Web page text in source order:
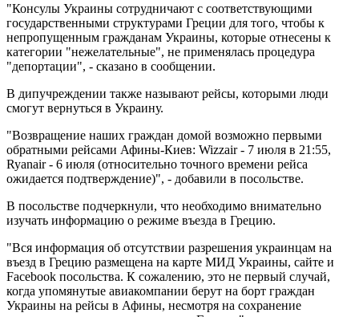
"Консулы Украины сотрудничают с соответствующими
государственными структурами Греции для того, чтобы к
непропущенным гражданам Украины, которые отнесены к
категории "нежелательные", не применялась процедура
"депортации", - сказано в сообщении.
В дипучреждении также называют рейсы, которыми люди
смогут вернуться в Украину.
"Возвращение наших граждан домой возможно первыми
обратными рейсами Афины-Киев: Wizzair - 7 июля в 21:55,
Ryanair - 6 июля (относительно точного времени рейса
ожидается подтверждение)", - добавили в посольстве.
В посольстве подчеркнули, что необходимо внимательно
изучать информацию о режиме въезда в Грецию.
"Вся информация об отсутствии разрешения украинцам на
въезд в Грецию размещена на карте МИД Украины, сайте и
Facebook посольства. К сожалению, это не первый случай,
когда упомянутые авиакомпании берут на борт граждан
Украины на рейсы в Афины, несмотря на сохранение